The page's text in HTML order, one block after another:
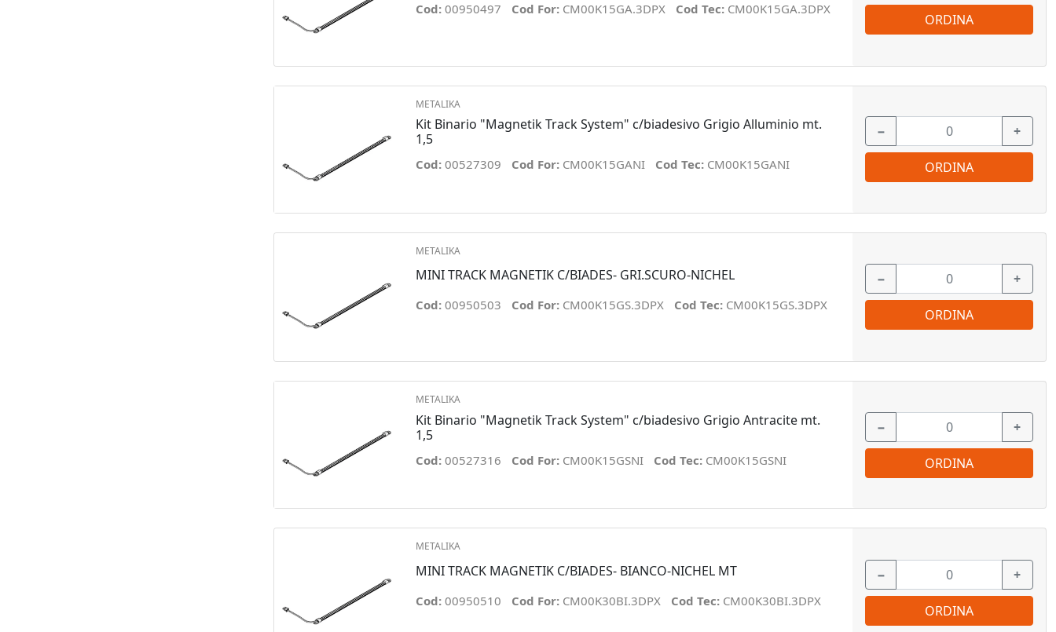
Cod: 00950497 Cod For: CM00K15GA.3DPX Cod Tec: CM00K15GA.3DPX
ORDINA
METALIKA
Kit Binario "Magnetik Track System" c/biadesivo Grigio Alluminio mt.
1,5
Cod: 00527309 Cod For: CM00K15GANI Cod Tec: CM00K15GANI
− +
ORDINA
METALIKA
MINI TRACK MAGNETIK C/BIADES- GRI.SCURO-NICHEL
Cod: 00950503 Cod For: CM00K15GS.3DPX Cod Tec: CM00K15GS.3DPX
− +
ORDINA
METALIKA
Kit Binario "Magnetik Track System" c/biadesivo Grigio Antracite mt.
1,5
Cod: 00527316 Cod For: CM00K15GSNI Cod Tec: CM00K15GSNI
− +
ORDINA
METALIKA
MINI TRACK MAGNETIK C/BIADES- BIANCO-NICHEL MT
Cod: 00950510 Cod For: CM00K30BI.3DPX Cod Tec: CM00K30BI.3DPX
− +
ORDINA